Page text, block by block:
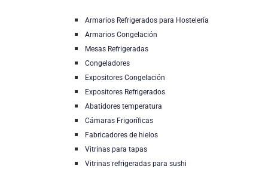
Armarios Refrigerados para Hostelería
Armarios Congelación
Mesas Refrigeradas
Congeladores
Expositores Congelación
Expositores Refrigerados
Abatidores temperatura
Cámaras Frigoríficas
Fabricadores de hielos
Vitrinas para tapas
Vitrinas refrigeradas para sushi